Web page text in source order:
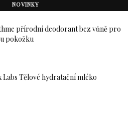
NOVINKY
přírodní deodorant bez vůně pro
pokožku
Labs Tělové hydratační mléko